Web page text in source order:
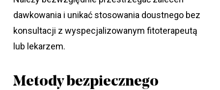
dawkowania i unikać stosowania doustnego bez
konsultacji z wyspecjalizowanym fitoterapeutą
lub lekarzem.
Metody bezpiecznego